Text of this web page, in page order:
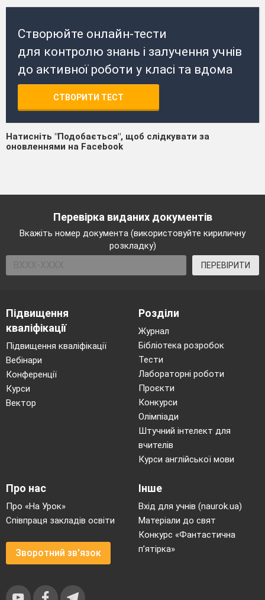
Створюйте онлайн-тести
для контролю знань і залучення учнів
до активної роботи у класі та вдома
СТВОРИТИ ТЕСТ
Натисніть "Подобається", щоб слідкувати за
оновленнями на Facebook
Перевірка виданих документів
Вкажіть номер документа (використовуйте кириличну
розкладку)
ПЕРЕВІРИТИ
Підвищення
кваліфікації
Підвищення кваліфікації
Вебінари
Конференції
Курси
Вектор
Розділи
Журнал
Бібліотека розробок
Тести
Лабораторні роботи
Проєкти
Конкурси
Олімпіади
Штучний інтелект для
вчителів
Курси англійської мови
Про нас
Про «На Урок»
Співпраця закладів освіти
Зворотний зв'язок
Інше
Вхід для учнів (naurok.ua)
Матеріали до свят
Конкурс «Фантастична
п’ятірка»